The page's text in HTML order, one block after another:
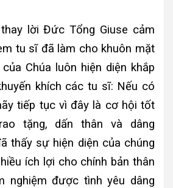
lời Đức Tổng Giuse cảm
tu sĩ đã làm cho khuôn mặt
Chúa luôn hiện diện khắp
khích các tu sĩ: Nếu có
tiếp tục vì đây là cơ hội tốt
tặng, dấn thân và dâng
thấy sự hiện diện của chúng
ích lợi cho chính bản thân
nghiệm được tình yêu dâng